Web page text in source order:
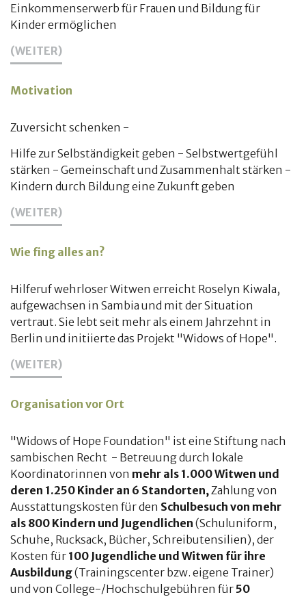
Einkommenserwerb für Frauen und Bildung für
Kinder ermöglichen
(WEITER)
Zuversicht schenken -
Hilfe zur Selbständigkeit geben - Selbstwertgefühl
stärken - Gemeinschaft und Zusammenhalt stärken -
Kindern durch Bildung eine Zukunft geben
(WEITER)
Motivation
Hilferuf wehrloser Witwen erreicht Roselyn Kiwala,
aufgewachsen in Sambia und mit der Situation
vertraut. Sie lebt seit mehr als einem Jahrzehnt in
Berlin und initiierte das Projekt "Widows of Hope".
(WEITER)
Wie fing alles an?
"Widows of Hope Foundation" ist eine Stiftung nach
sambischen Recht - Betreuung durch lokale
Koordinatorinnen von mehr als 1.000 Witwen und
deren 1.250 Kinder an 6 Standorten, Zahlung von
Ausstattungskosten für den Schulbesuch von mehr
als 800 Kindern und Jugendlichen (Schuluniform,
Schuhe, Rucksack, Bücher, Schreibutensilien), der
Kosten für 100 Jugendliche und Witwen für ihre
Ausbildung(Trainingscenter bzw. eigene Trainer)
und von College-/Hochschulgebühren für 50
Organisation vor Ort